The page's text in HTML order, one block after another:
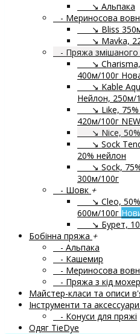
↘ Альпака
- Мериносова
↘ Bliss
↘ Mavka,
- Пряжа змішаного
↘ Charisma,
400м/100г
↘ Kable
Нейлон, 250м/
↘ Like, 75%
420м/100г NEW
↘ Nice, 50%
↘ Sock
20% нейлон
↘ Sock, 75%
300м/100г
- Шовк +
↘ Cleo, 50%
600м/100г
↘ Бурет,
Бобінна пряжа +
- Альпака
- Кашемир
- Мериносова
- Пряжа з кід
Майстер-класи та описи
Інструменти та аксессуари
- Конуси для пряжі
Одяг TieDye